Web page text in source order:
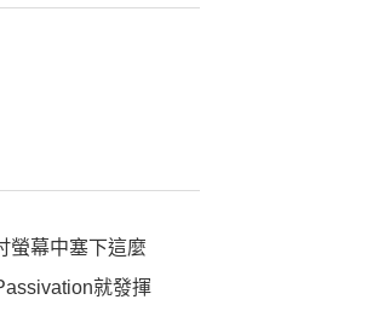
螢幕中塞下這麼
就發揮